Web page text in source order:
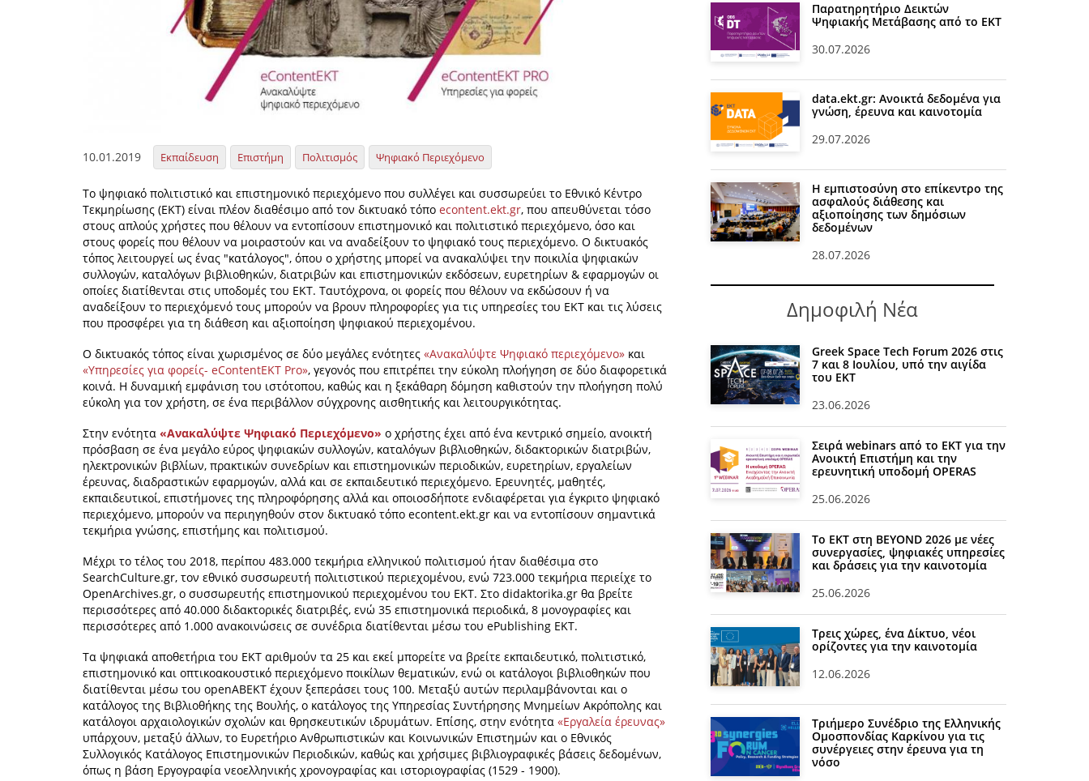
10.01.2019 Εκπαίδευση Επιστήμη Πολιτισμός Ψηφιακό Περιεχόμενο
Tο ψηφιακό πολιτιστικό και επιστημονικό περιεχόμενο που συλλέγει και συσσωρεύει το Εθνικό Κέντρο
Τεκμηρίωσης (ΕΚΤ) είναι πλέον διαθέσιμο από τον δικτυακό τόπο econtent.ekt.gr, που απευθύνεται τόσο
στους απλούς χρήστες που θέλουν να εντοπίσουν επιστημονικό και πολιτιστικό περιεχόμενο, όσο και
στους φορείς που θέλουν να μοιραστούν και να αναδείξουν το ψηφιακό τους περιεχόμενο. Ο δικτυακός
τόπος λειτουργεί ως ένας "κατάλογος", όπου ο χρήστης μπορεί να ανακαλύψει την ποικιλία ψηφιακών
συλλογών, καταλόγων βιβλιοθηκών, διατριβών και επιστημονικών εκδόσεων, ευρετηρίων & εφαρμογών οι
οποίες διατίθενται στις υποδομές του ΕΚΤ. Ταυτόχρονα, οι φορείς που θέλουν να εκδώσουν ή να
αναδείξουν το περιεχόμενό τους μπορούν να βρουν πληροφορίες για τις υπηρεσίες του ΕΚΤ και τις λύσεις
που προσφέρει για τη διάθεση και αξιοποίηση ψηφιακού περιεχομένου.
O δικτυακός τόπος είναι χωρισμένος σε δύο μεγάλες ενότητες «Ανακαλύψτε Ψηφιακό περιεχόμενο» και
«Υπηρεσίες για φορείς- eContentΕΚΤ Pro», γεγονός που επιτρέπει την εύκολη πλοήγηση σε δύο διαφορετικά
κοινά. Η δυναμική εμφάνιση του ιστότοπου, καθώς και η ξεκάθαρη δόμηση καθιστούν την πλοήγηση πολύ
εύκολη για τον χρήστη, σε ένα περιβάλλον σύγχρονης αισθητικής και λειτουργικότητας.
Στην ενότητα «Ανακαλύψτε Ψηφιακό Περιεχόμενο» ο χρήστης έχει από ένα κεντρικό σημείο, ανοικτή
πρόσβαση σε ένα μεγάλο εύρος ψηφιακών συλλογών, καταλόγων βιβλιοθηκών, διδακτορικών διατριβών,
ηλεκτρονικών βιβλίων, πρακτικών συνεδρίων και επιστημονικών περιοδικών, ευρετηρίων, εργαλείων
έρευνας, διαδραστικών εφαρμογών, αλλά και σε εκπαιδευτικό περιεχόμενο. Ερευνητές, μαθητές,
εκπαιδευτικοί, επιστήμονες της πληροφόρησης αλλά και οποιοσδήποτε ενδιαφέρεται για έγκριτο ψηφιακό
περιεχόμενο, μπορούν να περιηγηθούν στον δικτυακό τόπο econtent.ekt.gr και να εντοπίσουν σημαντικά
τεκμήρια γνώσης, επιστήμης και πολιτισμού.
Μέχρι το τέλος του 2018, περίπου 483.000 τεκμήρια ελληνικού πολιτισμού ήταν διαθέσιμα στο
SearchCulture.gr, τον εθνικό συσσωρευτή πολιτιστικού περιεχομένου, ενώ 723.000 τεκμήρια περιείχε το
OpenArchives.gr, ο συσσωρευτής επιστημονικού περιεχομένου του ΕΚΤ. Στο didaktorika.gr θα βρείτε
περισσότερες από 40.000 διδακτορικές διατριβές, ενώ 35 επιστημονικά περιοδικά, 8 μονογραφίες και
περισσότερες από 1.000 ανακοινώσεις σε συνέδρια διατίθενται μέσω του ePublishing ΕΚΤ.
Τα ψηφιακά αποθετήρια του ΕΚΤ αριθμούν τα 25 και εκεί μπορείτε να βρείτε εκπαιδευτικό, πολιτιστικό,
επιστημονικό και οπτικοακουστικό περιεχόμενο ποικίλων θεματικών, ενώ οι κατάλογοι βιβλιοθηκών που
διατίθενται μέσω του openABEKT έχουν ξεπεράσει τους 100. Μεταξύ αυτών περιλαμβάνονται και ο
κατάλογος της Βιβλιοθήκης της Βουλής, ο κατάλογος της Υπηρεσίας Συντήρησης Μνημείων Ακρόπολης και
κατάλογοι αρχαιολογικών σχολών και θρησκευτικών ιδρυμάτων. Επίσης, στην ενότητα «Εργαλεία έρευνας»
υπάρχουν, μεταξύ άλλων, το Ευρετήριο Ανθρωπιστικών και Κοινωνικών Επιστημών και ο Εθνικός
Συλλογικός Κατάλογος Επιστημονικών Περιοδικών, καθώς και χρήσιμες βιβλιογραφικές βάσεις δεδομένων,
όπως η βάση Εργογραφία νεοελληνικής χρονογραφίας και ιστοριογραφίας (1529 - 1900).
Παρατηρητήριο Δεικτών
Ψηφιακής Μετάβασης από το ΕΚΤ
30.07.2026
data.ekt.gr: Ανοικτά δεδομένα για
γνώση, έρευνα και καινοτομία
29.07.2026
Η εμπιστοσύνη στο επίκεντρο της
ασφαλούς διάθεσης και
αξιοποίησης των δημόσιων
δεδομένων
28.07.2026
Δημοφιλή Νέα
Greek Space Tech Forum 2026 στις
7 και 8 Ιουλίου, υπό την αιγίδα
του ΕΚΤ
23.06.2026
Σειρά webinars από το ΕΚΤ για την
Ανοικτή Επιστήμη και την
ερευνητική υποδομή OPERAS
25.06.2026
Το ΕΚΤ στη BEYOND 2026 με νέες
συνεργασίες, ψηφιακές υπηρεσίες
και δράσεις για την καινοτομία
25.06.2026
Τρεις χώρες, ένα Δίκτυο, νέοι
ορίζοντες για την καινοτομία
12.06.2026
Τριήμερο Συνέδριο της Ελληνικής
Ομοσπονδίας Καρκίνου για τις
συνέργειες στην έρευνα για τη
νόσο